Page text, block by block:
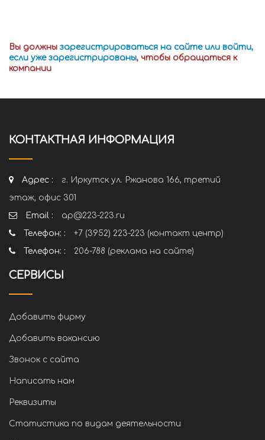
Вы должны зарегистрироваться на сайте или войти,
если уже зарегистрированы, чтобы обращаться к
компании
КОНТАКТНАЯ ИНФОРМАЦИЯ
Адрес :
г. Иркутск ул. Ржанова 166, третий
этаж, офис 301
Email :
ap@223-223.ru
Телефон: :
+7 (3952) 223-223 (контакт центр)
Телефон: :
206-788 (реклама на сайте)
СЕРВИСЫ
Добавить фирму
Добавить вакансию
Звонок с сайта
Написать нам
Реквизиты
Статистика по видам деятельности